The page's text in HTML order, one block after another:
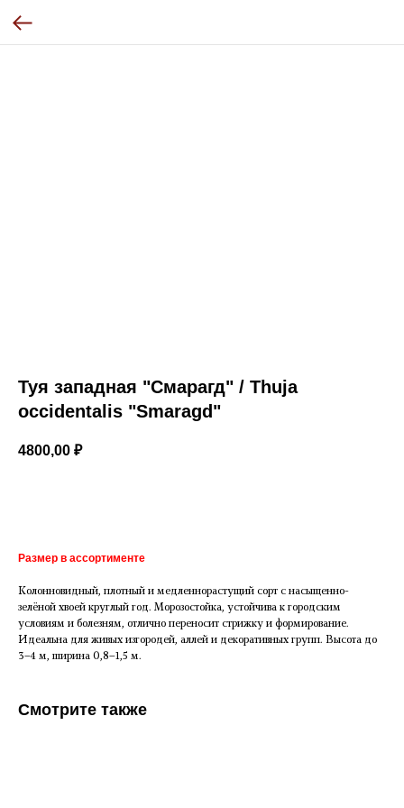
Туя западная "Смарагд" / Thuja
occidentalis "Smaragd"
4800,00 ₽
Размер в ассортименте
Колонновидный, плотный и медленнорастущий сорт с насыщенно-
зелёной хвоей круглый год. Морозостойка, устойчива к городским
условиям и болезням, отлично переносит стрижку и формирование.
Идеальна для живых изгородей, аллей и декоративных групп. Высота до
3–4 м, ширина 0,8–1,5 м.
Смотрите также